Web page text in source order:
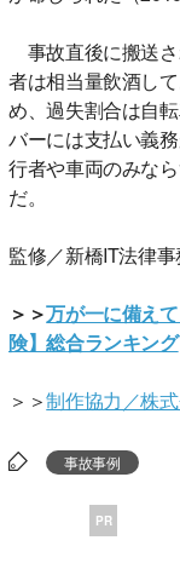
事故直後に搬送
者は相当量飲酒し
め、過失割合は自
バーには支払い義
行者や車両のみな
だ。
監修／新橋IT法律
＞＞万が一に備え
険】総合ランキング
＞＞制作協力／株
事故事例
PR